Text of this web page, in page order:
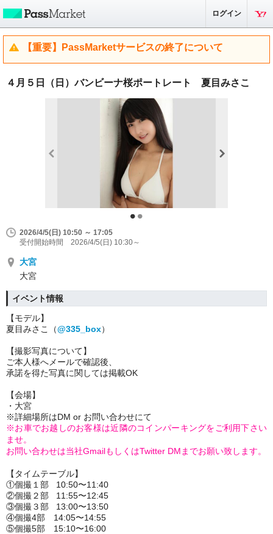
ログイン
【重要】PassMarketサービスの終了について
４月５日（日）バンビーナ桜ポートレート 夏目みさこ
2026/4/5(日) 10:50 ～ 17:05
受付開始時間 2026/4/5(日) 10:30～
大宮
大宮
イベント情報
【モデル】
夏目みさこ（@335_box）
【撮影写真について】
ご本人様へメールで確認後、
承諾を得た写真に関しては掲載OK
【会場】
・大宮
※詳細場所はDM or お問い合わせにて
※お車でお越しのお客様は近隣のコインパーキングをご利用下さい
ませ。
お問い合わせは当社GmailもしくはTwitter DMまでお願い致します。
【タイムテーブル】
①個撮１部 10:50〜11:40
②個撮２部 11:55〜12:45
③個撮３部 13:00〜13:50
④個撮4部 14:05〜14:55
⑤個撮5部 15:10〜16:00